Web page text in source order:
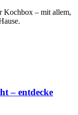
Kochbox – mit allem,
– entdecke